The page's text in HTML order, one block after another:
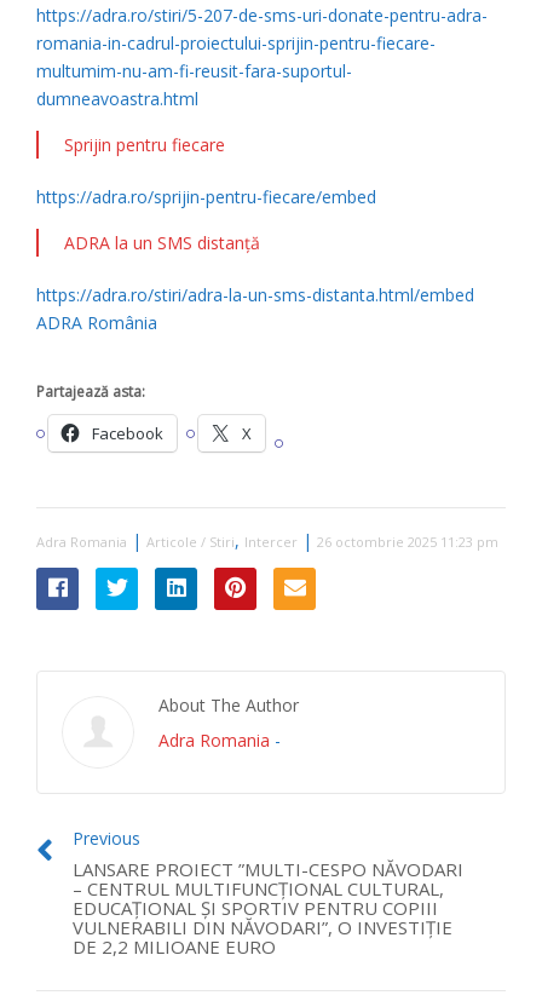
https://adra.ro/stiri/5-207-de-sms-uri-donate-pentru-adra-
romania-in-cadrul-proiectului-sprijin-pentru-fiecare-
multumim-nu-am-fi-reusit-fara-suportul-
dumneavoastra.html
Sprijin pentru fiecare
https://adra.ro/sprijin-pentru-fiecare/embed
ADRA la un SMS distanță
https://adra.ro/stiri/adra-la-un-sms-distanta.html/embed
ADRA România
Partajează asta:
Facebook X
Adra Romania | Articole / Stiri, Intercer | 26 octombrie 2025 11:23 pm
About The Author
Adra Romania -
Previous
LANSARE PROIECT ”MULTI-CESPO NĂVODARI
– CENTRUL MULTIFUNCȚIONAL CULTURAL,
EDUCAȚIONAL ȘI SPORTIV PENTRU COPIII
VULNERABILI DIN NĂVODARI”, O INVESTIȚIE
DE 2,2 MILIOANE EURO